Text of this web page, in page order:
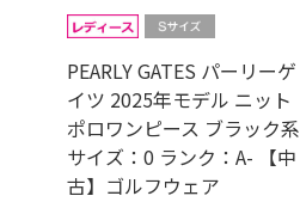
PEARLY GATES パーリーゲ
イツ 2025年モデル ニット
ポロワンピース ブラック系
サイズ：0 ランク：A- 【中
古】ゴルフウェア